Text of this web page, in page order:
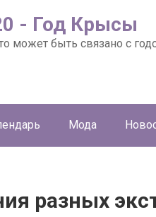
- Год Крысы
может быть связано с
Мода
разных